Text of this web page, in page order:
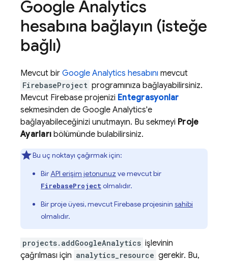
Google Analytics
hesabına bağlayın (isteğe
bağlı)
Mevcut bir Google Analytics hesabını mevcut
FirebaseProject programınıza bağlayabilirsiniz.
Mevcut Firebase projenizi Entegrasyonlar
sekmesinden de Google Analytics'e
bağlayabileceğinizi unutmayın. Bu sekmeyi Proje
Ayarları bölümünde bulabilirsiniz.
Bu uç noktayı çağırmak için:
BirAPI erişim jetonunuz ve mevcut bir
FirebaseProject olmalıdır.
Bir proje üyesi, mevcut Firebase projesinin sahibi
olmalıdır.
projects.addGoogleAnalytics işlevinin
çağrılması için analytics_resource gerekir. Bu,